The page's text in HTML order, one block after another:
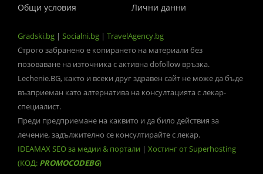
Общи условия
Лични данни
Gradski.bg | Socialni.bg | TravelAgency.bg
Строго забранено е копирането на материали без
позоваване на източника с активна dofollow връзка.
Lechenie.BG, както и всеки друг здравен сайт не може да бъде
възприеман като алтернатива на консултацията с лекар-
специалист.
Преди предприемане на каквито и да било действия за
лечение, задължително се консултирайте с лекар.
IDEAMAX SEO за медии & портали | Хостинг от Superhosting
(КОД: PROMOCODEBG)